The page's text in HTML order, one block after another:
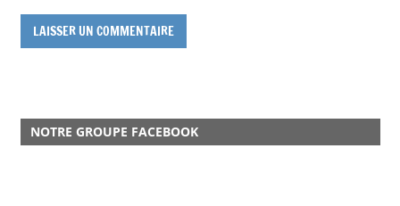
NOTRE GROUPE FACEBOOK